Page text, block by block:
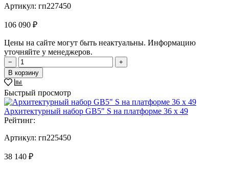
Артикул: гп227450
106 090 ₽
Цены на сайте могут быть неактуальны. Информацию
уточняйте у менеджеров.
−
+
В корзину
Быстрый просмотр
Архитектурный набор GB5" S на платформе 36 х 49
Рейтинг:
Артикул: гп225450
38 140 ₽